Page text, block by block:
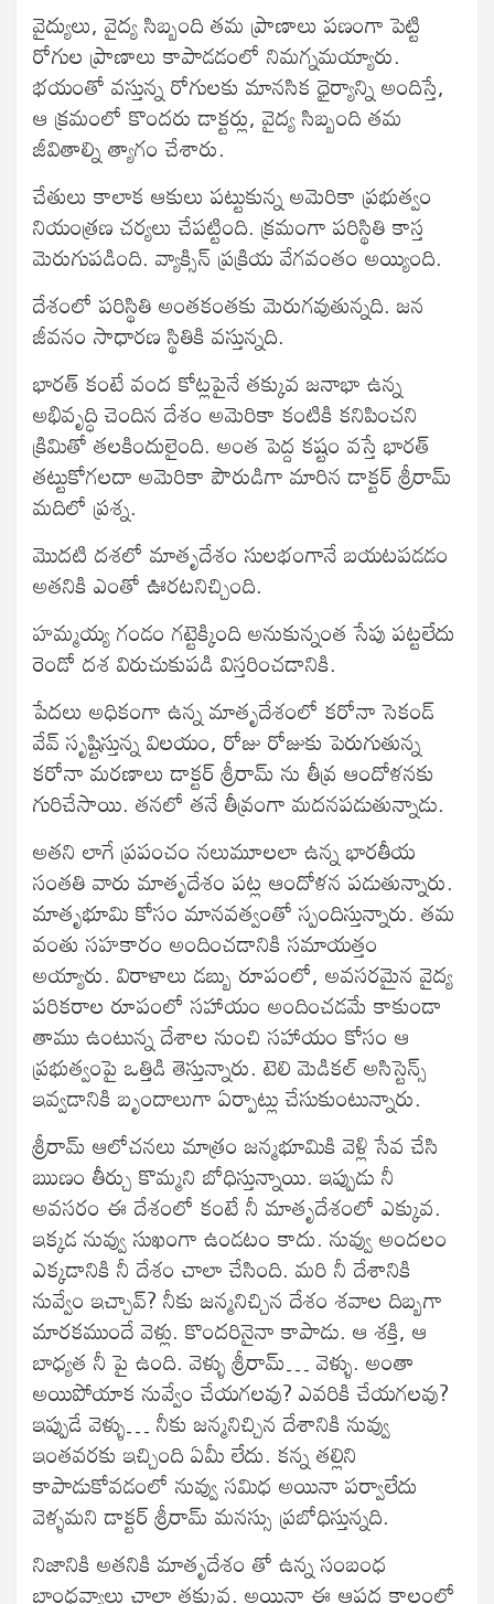
వైద్యులు, వైద్య సిబ్బంది తమ ప్రాణాలు పణంగా పెట్టి
రోగుల ప్రాణాలు కాపాడడంలో నిమగ్నమయ్యారు.
భయంతో వస్తున్న రోగులకు మానసిక ధైర్యాన్ని అందిస్తే,
ఆ క్రమంలో కొందరు డాక్టర్లు, వైద్య సిబ్బంది తమ
జీవితాల్ని త్యాగం చేశారు.
చేతులు కాలాక ఆకులు పట్టుకున్న అమెరికా ప్రభుత్వం
నియంత్రణ చర్యలు చేపట్టింది. క్రమంగా పరిస్థితి కాస్త
మెరుగుపడింది. వ్యాక్సిన్ ప్రక్రియ వేగవంతం అయ్యింది.
దేశంలో పరిస్థితి అంతకంతకు మెరుగవుతున్నది. జన
జీవనం సాధారణ స్థితికి వస్తున్నది.
భారత్ కంటే వంద కోట్లపైనే తక్కువ జనాభా ఉన్న
అభివృద్ధి చెందిన దేశం అమెరికా కంటికి కనిపించని
క్రిమితో తలకిందులైంది. అంత పెద్ద కష్టం వస్తే భారత్
తట్టుకోగలదా అమెరికా పౌరుడిగా మారిన డాక్టర్ శ్రీరామ్
మదిలో ప్రశ్న.
మొదటి దశలో మాతృదేశం సులభంగానే బయటపడడం
అతనికి ఎంతో ఊరటనిచ్చింది.
హమ్మయ్య గండం గట్టెక్కింది అనుకున్నంత సేపు పట్టలేదు
రెండో దశ విరుచుకుపడి విస్తరించడానికి.
పేదలు అధికంగా ఉన్న మాతృదేశంలో కరోనా సెకండ్
వేవ్ సృష్టిస్తున్న విలయం, రోజు రోజుకు పెరుగుతున్న
కరోనా మరణాలు డాక్టర్ శ్రీరామ్ ను తీవ్ర ఆందోళనకు
గురిచేసాయి. తనలో తనే తీవ్రంగా మదనపడుతున్నాడు.
అతని లాగే ప్రపంచం నలుమూలలా ఉన్న భారతీయ
సంతతి వారు మాతృదేశం పట్ల ఆందోళన పడుతున్నారు.
మాతృభూమి కోసం మానవత్వంతో స్పందిస్తున్నారు. తమ
వంతు సహకారం అందించడానికి సమాయత్తం
అయ్యారు. విరాళాలు డబ్బు రూపంలో, అవసరమైన వైద్య
పరికరాల రూపంలో సహాయం అందించడమే కాకుండా
తాము ఉంటున్న దేశాల నుంచి సహాయం కోసం ఆ
ప్రభుత్వంపై ఒత్తిడి తెస్తున్నారు. టెలి మెడికల్ అసిస్టెన్స్
ఇవ్వడానికి బృందాలుగా ఏర్పాట్లు చేసుకుంటున్నారు.
శ్రీరామ్ ఆలోచనలు మాత్రం జన్మభూమికి వెళ్లి సేవ చేసి
ఋణం తీర్చు కొమ్మని బోధిస్తున్నాయి. ఇప్పుడు నీ
అవసరం ఈ దేశంలో కంటే నీ మాతృదేశంలో ఎక్కువ.
ఇక్కడ నువ్వు సుఖంగా ఉండటం కాదు. నువ్వు అందలం
ఎక్కడానికి నీ దేశం చాలా చేసింది. మరి నీ దేశానికి
నువ్వేం ఇచ్చావ్? నీకు జన్మనిచ్చిన దేశం శవాల దిబ్బగా
మారకముందే వెళ్లు. కొందరినైనా కాపాడు. ఆ శక్తి, ఆ
బాధ్యత నీ పై ఉంది. వెళ్ళు శ్రీరామ్… వెళ్ళు. అంతా
అయిపోయాక నువ్వేం చేయగలవు? ఎవరికి చేయగలవు?
ఇప్పుడే వెళ్ళు… నీకు జన్మనిచ్చిన దేశానికి నువ్వు
ఇంతవరకు ఇచ్చింది ఏమీ లేదు. కన్న తల్లిని
కాపాడుకోవడంలో నువ్వు సమిధ అయినా పర్వాలేదు
వెళ్ళమని డాక్టర్ శ్రీరామ్ మనస్సు ప్రబోధిస్తున్నది.
నిజానికి అతనికి మాతృదేశం తో ఉన్న సంబంధ
బాంధవ్యాలు చాలా తక్కువ. అయినా ఈ ఆపద కాలంలో